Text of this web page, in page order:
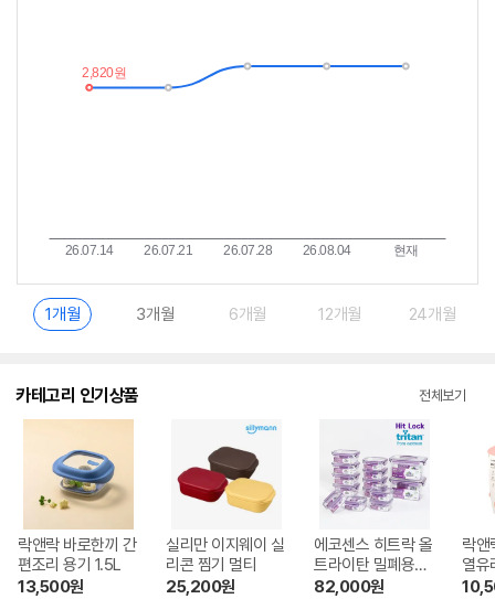
란?
1개월 3개월 6개월 12개월 24개월
카테고리 인기상품 전체보기
락앤락 바로한끼 간
편조리 용기 1.5L
13,500원
실리만 이지웨이 실
리콘 찜기 멀티
25,200원
에코센스 히트락 올
트라이탄 밀폐용기
14종 세트
82,000원
락앤
열유